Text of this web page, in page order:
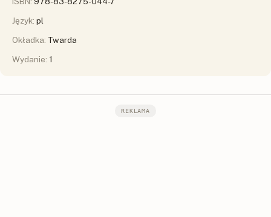
Język: pl
Okładka: Twarda
Wydanie: 1
REKLAMA